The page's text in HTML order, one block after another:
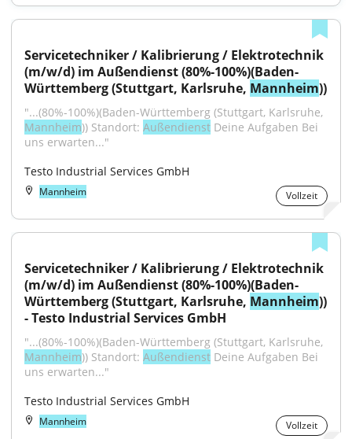
Servicetechniker / Kalibrierung / Elektrotechnik
(m/w/d) im Außendienst (80%-100%)(Baden-
Württemberg (Stuttgart, Karlsruhe, Mannheim))
Mannheim)) Standort: Außendienst Deine Aufgaben Bei
uns erwarten..."
Testo Industrial Services GmbH
Mannheim Vollzeit
Servicetechniker / Kalibrierung / Elektrotechnik
(m/w/d) im Außendienst (80%-100%)(Baden-
Württemberg (Stuttgart, Karlsruhe, Mannheim))
- Testo Industrial Services GmbH
Mannheim)) Standort: Außendienst Deine Aufgaben Bei
uns erwarten..."
Testo Industrial Services GmbH
Mannheim Vollzeit